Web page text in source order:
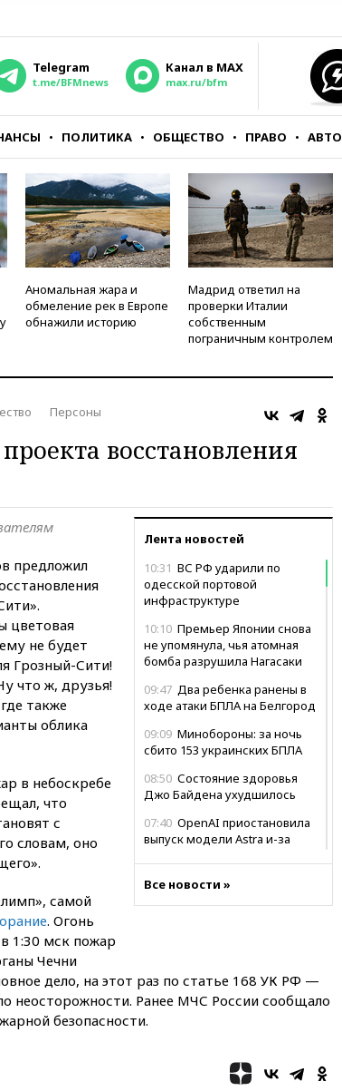
Telegram
t.me/BFMnews
Канал в MAX
max.ru/bfm
ПОЛИТИКА ОБЩЕСТВО ПРАВО АВТО
Аномальная жара и
обмеление рек в Европе
обнажили историю
Мадрид ответил на
проверки Италии
собственным
пограничным контролем
Персоны
восстановления
Лента новостей
10:31 ВС РФ ударили по
одесской портовой
инфраструктуре
10:10 Премьер Японии снова
не упомянула, чья атомная
бомба разрушила Нагасаки
09:47 Два ребенка ранены в
ходе атаки БПЛА на Белгород
09:09 Минобороны: за ночь
сбито 153 украинских БПЛА
08:50 Состояние здоровья
Джо Байдена ухудшилось
07:40 OpenAI приостановила
выпуск модели Astra и-за
06:25 У берегов Италии
свыше $1 млрд
02:22 Собянин сообщил о
высоких темпах строительства
Россиянин в среднем
съедает несколько арбузов за
Все новости »
предложил
цветовая
не будет
Грозный-Сити!
что ж, друзья!
также
облика
в небоскребе
что
с
словам, оно
самой
. Огонь
1:30 мск пожар
Чечни
дело, на этот раз по статье 168 УК РФ —
неосторожности. Ранее МЧС России сообщало
безопасности.